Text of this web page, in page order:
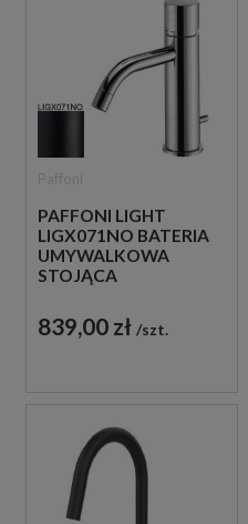
PAFFONI LIGHT
LIGX071NO BATERIA
UMYWALKOWA
STOJĄCA
CZARNA
839,00 zł szt.